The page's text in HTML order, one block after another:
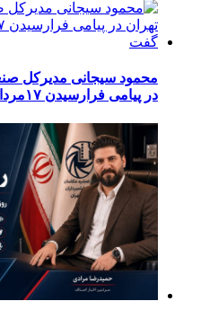
محمود سیجانی مدیرکل
در پیامی فرارسیدن ۱۷مرداد ماه روز خبرنگار را تبریک گفت